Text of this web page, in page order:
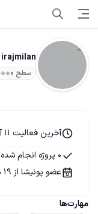
irajmilan
سطح ۰
مهارت‌ها
آخرین فعالیت 11 آبان 1404
0 پروژه انجام شده
عضو پونیشا از 19 مهر 1404